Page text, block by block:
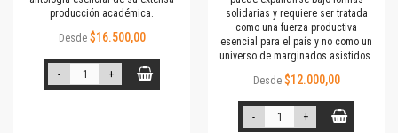
producción académica.
Desde $16.500,00
- +
solidarias y requiere ser tratada
como una fuerza productiva
esencial para el país y no como un
universo de marginados asistidos.
Desde $12.000,00
- +